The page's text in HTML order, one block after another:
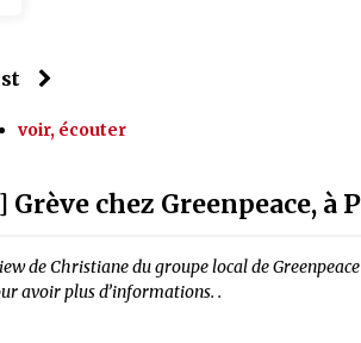
voir, écouter
Grève chez Greenpeace, à
de Christiane du groupe local de
avoir plus d’informations. .